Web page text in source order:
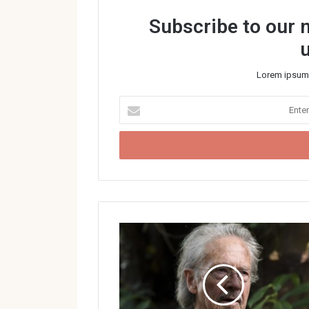
Subscribe to our
Lorem
t
r
u
E
a
l
a